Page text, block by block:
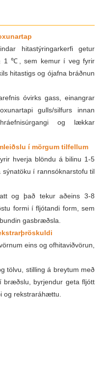
hitastýringarkerfi getur
1 ℃, sem kemur í veg fyrir
hitastigs og ójafna bráðnun
óvirks gass, einangrar
gulls/silfurs innan
og lækkar
í mörgum tilfellum
hverja blöndu á bilinu 1-5
í rannsóknarstofu til
og það tekur aðeins 3-8
formi í fljótandi form, sem
gasbræðsla.
eins og ofhitaviðvörun,
tölvu, stilling á breytum með
bræðslu, byrjendur geta fljótt
og rekstraráhættu.